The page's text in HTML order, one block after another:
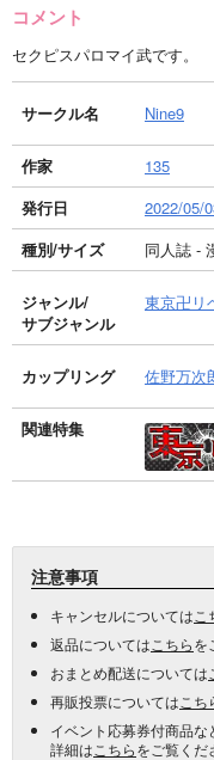
コメント
セクピスパロマイ武です。
サークル名 Nine9
作家
135
発行日
2022/05/
種別/サイズ
同人誌 -
ジャンル/
サブジャンル
東京卍リ
カップリング 佐野万次
関連特集
注意事項
キャンセルについては こ
返品については こちらを
おまとめ配送については
再販投票については こち
イベント応募券付商品な
詳細は こちらをご覧くだ